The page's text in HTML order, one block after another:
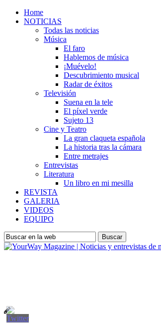
Home
NOTICIAS
Todas las noticias
Música
El faro
Hablemos de música
¡Muévelo!
Descubrimiento musical
Radar de éxitos
Televisión
Suena en la tele
El píxel verde
Sujeto 13
Cine y Teatro
La gran claqueta española
La historia tras la cámara
Entre metrajes
Entrevistas
Literatura
Un libro en mi mesilla
REVISTA
GALERIA
VIDEOS
EQUIPO